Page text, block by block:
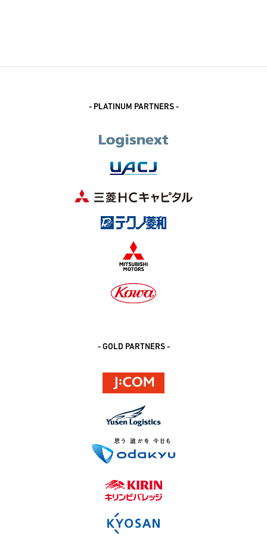
- PLATINUM PARTNERS -
- GOLD PARTNERS -